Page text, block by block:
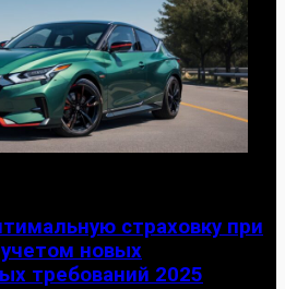
страховку при
учетом новых
требований 2025